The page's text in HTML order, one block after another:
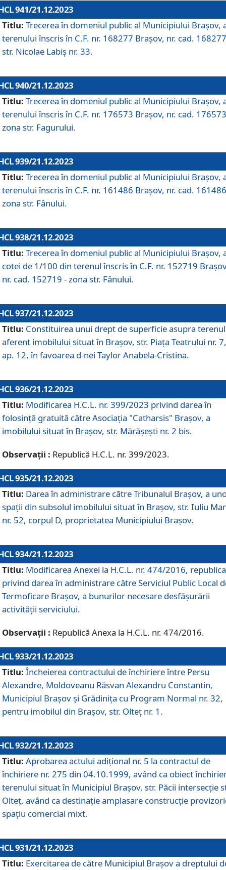
941/21.12.2023
Titlu: Trecerea în domeniul public al Municipiului Braşov,
terenului înscris în C.F. nr. 168277 Brașov, nr. cad.
str. Nicolae Labiș nr. 33.
940/21.12.2023
Titlu: Trecerea în domeniul public al Municipiului Braşov,
terenului înscris în C.F. nr. 176573 Brașov, nr. cad.
zona str. Fagurului.
939/21.12.2023
Titlu: Trecerea în domeniul public al Municipiului Braşov,
terenului înscris în C.F. nr. 161486 Brașov, nr. cad.
zona str. Fânului.
938/21.12.2023
Titlu: Trecerea în domeniul public al Municipiului Braşov,
cotei de 1/100 din terenul înscris în C.F. nr. 152719
nr. cad. 152719 - zona str. Fânului.
937/21.12.2023
Titlu: Constituirea unui drept de superficie asupra
aferent imobilului situat în Brașov, str. Piața Teatrului nr. 7,
ap. 12, în favoarea d-nei Taylor Anabela-Cristina.
936/21.12.2023
Titlu: Modificarea H.C.L. nr. 399/2023 privind darea în
folosinţă gratuită către Asociaţia "Catharsis" Brașov, a
imobilului situat în Braşov, str. Mărăşeşti nr. 2 bis.
Observații : Republică H.C.L. nr. 399/2023.
935/21.12.2023
Titlu: Darea în administrare către Tribunalul Brașov, a
spații din subsolul imobilului situat în Brașov, str. Iuliu
nr. 52, corpul D, proprietatea Municipiului Brașov.
934/21.12.2023
Titlu: Modificarea Anexei la H.C.L. nr. 474/2016,
privind darea în administrare către Serviciul Public Local
Termoficare Braşov, a bunurilor necesare desfăşurării
activităţii serviciului.
Observații : Republică Anexa la H.C.L. nr. 474/2016.
933/21.12.2023
Titlu: Încheierea contractului de închiriere între Persu
Alexandre, Moldoveanu Răsvan Alexandru Constantin,
Municipiul Braşov şi Grădinița cu Program Normal nr. 32,
pentru imobilul din Brașov, str. Olteț nr. 1.
932/21.12.2023
Titlu: Aprobarea actului adițional nr. 5 la contractul de
închiriere nr. 275 din 04.10.1999, având ca obiect
terenului situat în Municipiul Brașov, str. Păcii intersecție
Olteț, având ca destinație amplasare construcție
spațiu comercial mixt.
931/21.12.2023
Titlu: Exercitarea de către Municipiul Brașov a dreptului